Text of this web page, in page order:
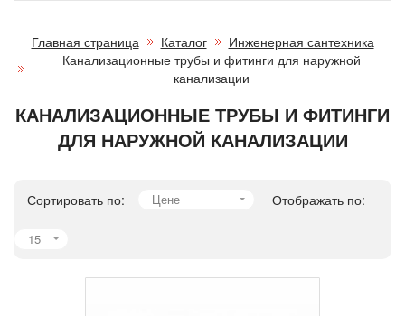
Главная страница Каталог
Инженерная сантехника
Канализационные трубы и фитинги для наружной
канализации
КАНАЛИЗАЦИОННЫЕ ТРУБЫ И ФИТИНГИ
ДЛЯ НАРУЖНОЙ КАНАЛИЗАЦИИ
Сортировать по: Цене Отображать по:
15